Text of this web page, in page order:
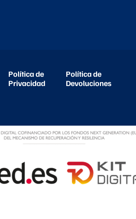
Política de
Privacidad
Política de
Devoluciones